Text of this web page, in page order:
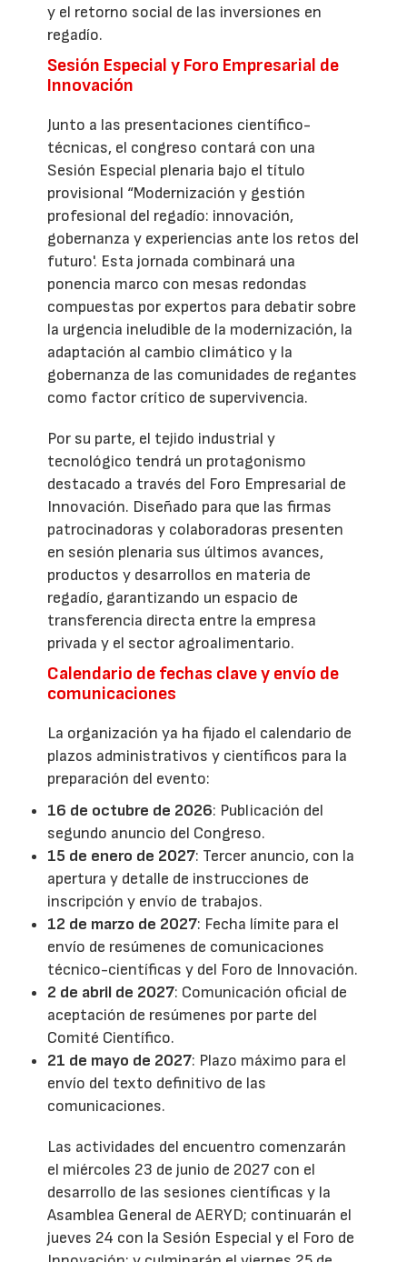
y el retorno social de las inversiones en
regadío.
Sesión Especial y Foro Empresarial de
Innovación
Junto a las presentaciones científico-
técnicas, el congreso contará con una
Sesión Especial plenaria bajo el título
provisional “Modernización y gestión
profesional del regadío: innovación,
gobernanza y experiencias ante los retos del
futuro'. Esta jornada combinará una
ponencia marco con mesas redondas
compuestas por expertos para debatir sobre
la urgencia ineludible de la modernización, la
adaptación al cambio climático y la
gobernanza de las comunidades de regantes
como factor crítico de supervivencia.
Por su parte, el tejido industrial y
tecnológico tendrá un protagonismo
destacado a través del Foro Empresarial de
Innovación. Diseñado para que las firmas
patrocinadoras y colaboradoras presenten
en sesión plenaria sus últimos avances,
productos y desarrollos en materia de
regadío, garantizando un espacio de
transferencia directa entre la empresa
privada y el sector agroalimentario.
Calendario de fechas clave y envío de
comunicaciones
La organización ya ha fijado el calendario de
plazos administrativos y científicos para la
preparación del evento:
16 de octubre de 2026: Publicación del
segundo anuncio del Congreso.
15 de enero de 2027: Tercer anuncio, con la
apertura y detalle de instrucciones de
inscripción y envío de trabajos.
12 de marzo de 2027: Fecha límite para el
envío de resúmenes de comunicaciones
técnico-científicas y del Foro de Innovación.
2 de abril de 2027: Comunicación oficial de
aceptación de resúmenes por parte del
Comité Científico.
21 de mayo de 2027: Plazo máximo para el
envío del texto definitivo de las
comunicaciones.
Las actividades del encuentro comenzarán
el miércoles 23 de junio de 2027 con el
desarrollo de las sesiones científicas y la
Asamblea General de AERYD; continuarán el
jueves 24 con la Sesión Especial y el Foro de